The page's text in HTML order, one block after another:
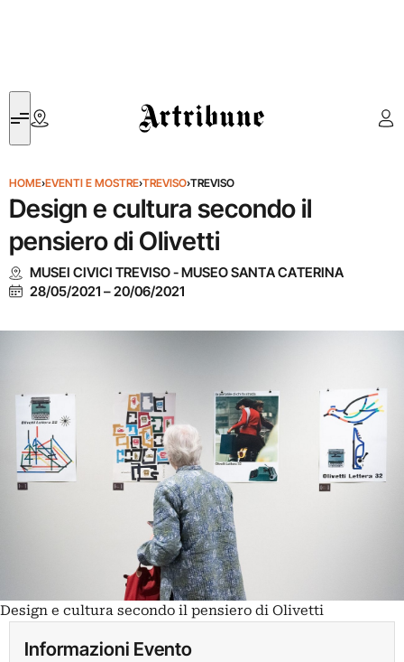
Artribune
HOME›EVENTI E MOSTRE›TREVISO›TREVISO
Design e cultura secondo il
pensiero di Olivetti
MUSEI CIVICI TREVISO - MUSEO SANTA CATERINA
28/05/2021 –20/06/2021
Design e cultura secondo il pensiero di Olivetti
Informazioni Evento